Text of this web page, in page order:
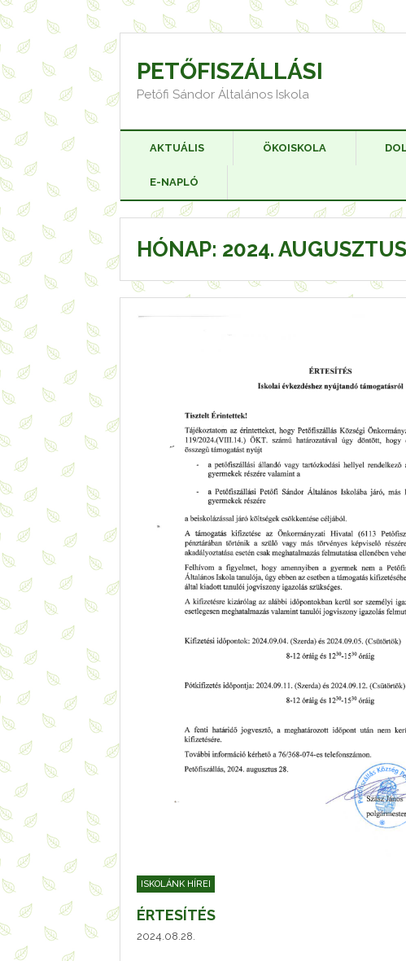
Skip
to
content
PETŐFISZÁLLÁSI
Petőfi Sándor Általános Iskola
AKTUÁLIS ÖKOISKOLA
E-NAPLÓ
HÓNAP: 2024. AUGUSZTUS
ISKOLÁNK HÍREI
ÉRTESÍTÉS
2024.08.28.